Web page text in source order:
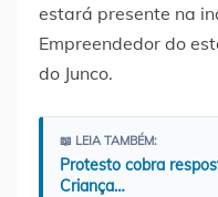
estará presente na
Empreendedor do
do Junco.
📖 LEIA TAMBÉM:
Protesto cobra
Criança…